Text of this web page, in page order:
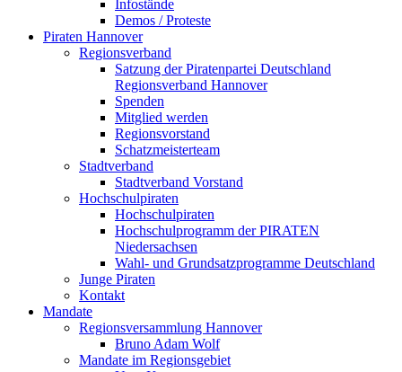
Infostände
Demos / Proteste
Piraten Hannover
Regionsverband
Satzung der Piratenpartei Deutschland
Regionsverband Hannover
Spenden
Mitglied werden
Regionsvorstand
Schatzmeisterteam
Stadtverband
Stadtverband Vorstand
Hochschulpiraten
Hochschulpiraten
Hochschulprogramm der PIRATEN
Niedersachsen
Wahl- und Grundsatzprogramme Deutschland
Junge Piraten
Kontakt
Mandate
Regionsversammlung Hannover
Bruno Adam Wolf
Mandate im Regionsgebiet